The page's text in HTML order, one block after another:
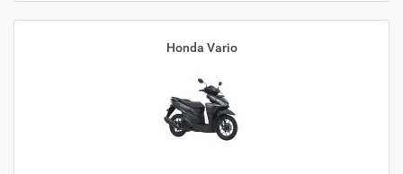
Honda Vario